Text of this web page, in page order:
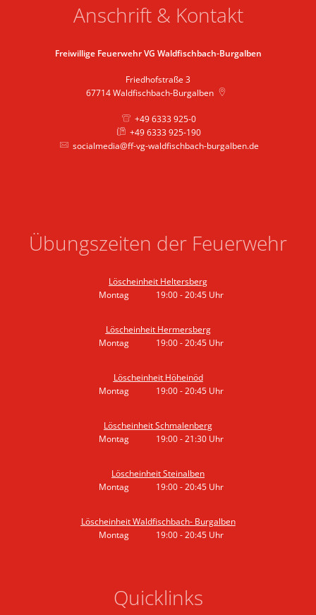
Anschrift & Kontakt
Freiwillige Feuerwehr VG Waldfischbach-Burgalben
Friedhofstraße 3
67714 Waldfischbach-Burgalben
+49 6333 925-0
+49 6333 925-190
socialmedia@ff-vg-waldfischbach-burgalben.de
Übungszeiten der Feuerwehr
Löscheinheit Heltersberg
Montag
19:00-20:45 Uhr
Löscheinheit Hermersberg
Montag
19:00-20:45 Uhr
Löscheinheit Höheinöd
Montag
19:00-20:45 Uhr
Löscheinheit Schmalenberg
Montag
19:00-21:30 Uhr
Löscheinheit Steinalben
Montag
19:00-20:45 Uhr
Löscheinheit Waldfischbach- Burgalben
Montag
19:00-20:45 Uhr
Quicklinks